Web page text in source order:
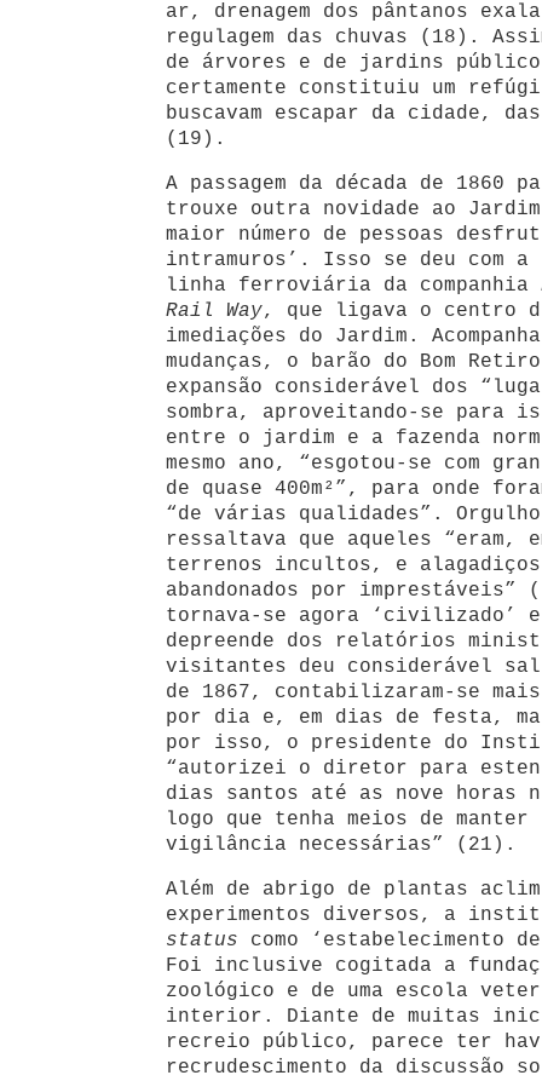
ar, drenagem dos pântanos
regulagem das chuvas (18).
de árvores e de jardins
certamente constituiu um
buscavam escapar da cidade,
(19).
A passagem da década de 1860
trouxe outra novidade ao
maior número de pessoas
intramuros’. Isso se deu com a
linha ferroviária da companhia
Rail Way, que ligava o centro
imediações do Jardim.
mudanças, o barão do Bom
expansão considerável dos
sombra, aproveitando-se para
entre o jardim e a fazenda
mesmo ano, “esgotou-se com
de quase 400m²”, para onde
“de várias qualidades”.
ressaltava que aqueles “eram,
terrenos incultos, e
abandonados por imprestáveis”
tornava-se agora ‘civilizado’
depreende dos relatórios
visitantes deu considerável
de 1867, contabilizaram-se
por dia e, em dias de festa,
por isso, o presidente do
“autorizei o diretor para
dias santos até as nove horas
logo que tenha meios de
vigilância necessárias” (21).
Além de abrigo de plantas
experimentos diversos, a
status como ‘estabelecimento
Foi inclusive cogitada a
zoológico e de uma escola
interior. Diante de muitas
recreio público, parece ter
recrudescimento da discussão